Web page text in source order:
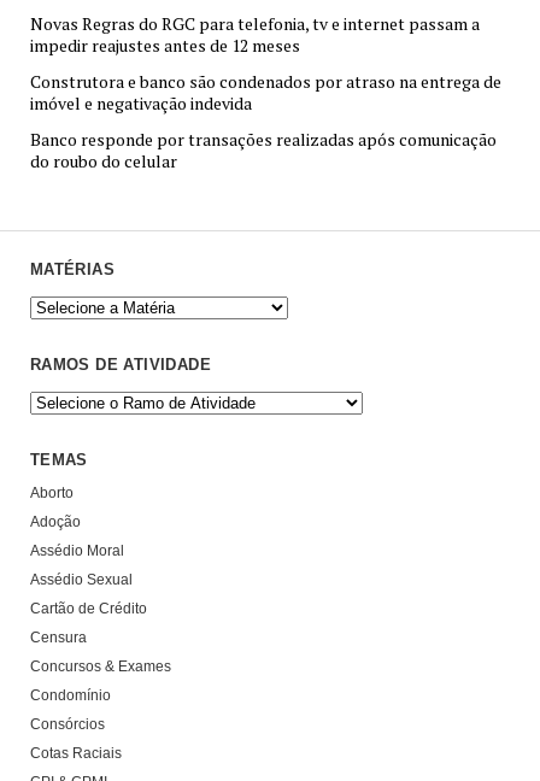
Novas Regras do RGC para telefonia, tv e internet passam a
impedir reajustes antes de 12 meses
Construtora e banco são condenados por atraso na entrega de
imóvel e negativação indevida
Banco responde por transações realizadas após comunicação
do roubo do celular
MATÉRIAS
RAMOS DE ATIVIDADE
TEMAS
Aborto
Adoção
Assédio Moral
Assédio Sexual
Cartão de Crédito
Censura
Concursos & Exames
Condomínio
Consórcios
Cotas Raciais